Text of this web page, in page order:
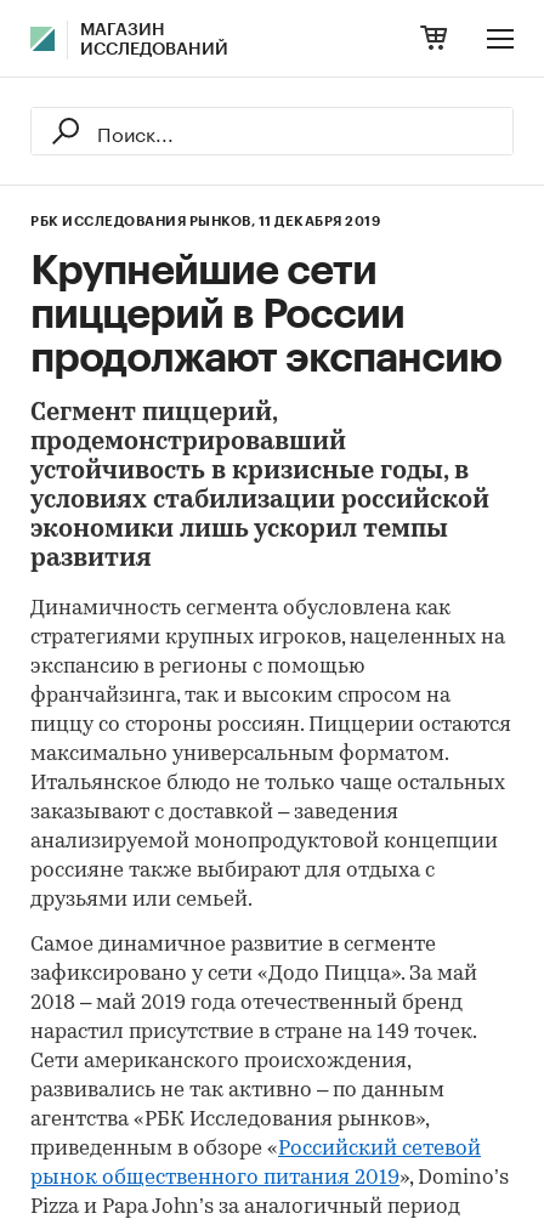
МАГАЗИН
ИССЛЕДОВАНИЙ
РБК ИССЛЕДОВАНИЯ РЫНКОВ, 11 ДЕКАБРЯ 2019
Крупнейшие сети
пиццерий в России
продолжают экспансию
Сегмент пиццерий,
продемонстрировавший
устойчивость в кризисные годы, в
условиях стабилизации российской
экономики лишь ускорил темпы
развития
Динамичность сегмента обусловлена как
стратегиями крупных игроков, нацеленных на
экспансию в регионы с помощью
франчайзинга, так и высоким спросом на
пиццу со стороны россиян. Пиццерии остаются
максимально универсальным форматом.
Итальянское блюдо не только чаще остальных
заказывают с доставкой – заведения
анализируемой монопродуктовой концепции
россияне также выбирают для отдыха с
друзьями или семьей.
Самое динамичное развитие в сегменте
зафиксировано у сети «Додо Пицца». За май
2018 – май 2019 года отечественный бренд
нарастил присутствие в стране на 149 точек.
Сети американского происхождения,
развивались не так активно – по данным
агентства «РБК Исследования рынков»,
приведенным в обзоре «Российский сетевой
рынок общественного питания 2019», Domino’s
Pizza и Papa John’s за аналогичный период